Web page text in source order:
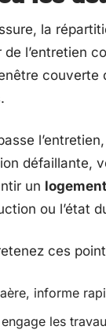
la
de l’entretien
couverte
défaillante,
un
ou l’état
ces
informe
les